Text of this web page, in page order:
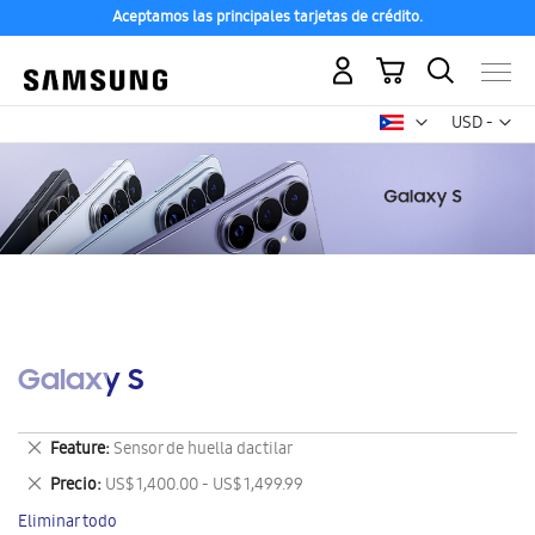
Aceptamos las principales tarjetas de crédito.
USD -
dólar
Mi carrito
Galaxy S
Feature Sensor de huella dactilar
Eliminar
este
artículo
Precio US$ 1,400.00 - US$ 1,499.99
Eliminar
este
Eliminar todo